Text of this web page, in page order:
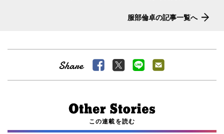
服部倫卓の記事一覧へ
この連載を読む